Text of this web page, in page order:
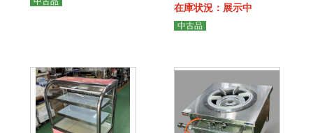
在庫状況：展示中
中古品